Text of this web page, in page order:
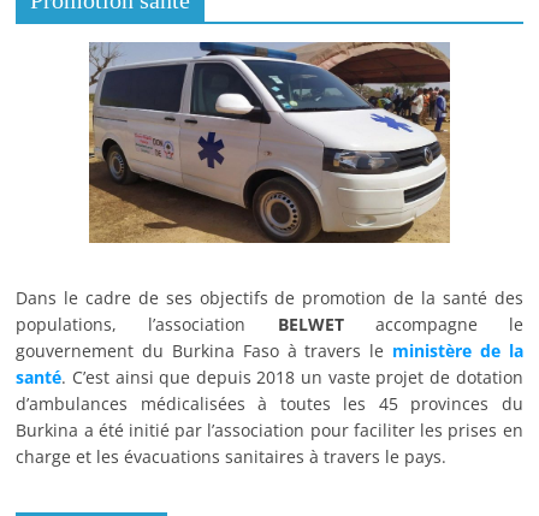
Dans le cadre de ses objectifs de promotion de la santé des
populations, l’association BELWETaccompagne le
gouvernement du Burkina Faso à travers le ministère de la
santé. C’est ainsi que depuis 2018 un vaste projet de dotation
d’ambulances médicalisées à toutes les 45 provinces du
Burkina a été initié par l’association pour faciliter les prises en
charge et les évacuations sanitaires à travers le pays.